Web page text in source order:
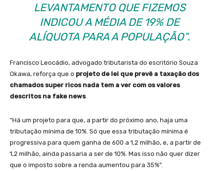
LEVANTAMENTO QUE FIZEMOS
INDICOU A MÉDIA DE 19% DE
ALÍQUOTA PARA A POPULAÇÃO”.
Francisco Leocádio, advogado tributarista do escritório Souza
Okawa, reforça que o projeto de lei que prevê a taxação dos
chamados super ricos nada tem a ver com os valores
descritos na fake news.
“Há um projeto para que, a partir do próximo ano, haja uma
tributação mínima de 10%. Só que essa tributação mínima é
progressiva para quem ganha de 600 a 1,2 milhão, e, a partir de
1,2 milhão, ainda passaria a ser de 10%. Mas isso não quer dizer
que o imposto sobre a renda aumentou para 35%”.